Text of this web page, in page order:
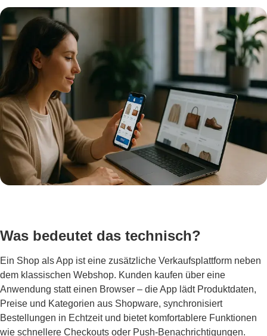
Was bedeutet das technisch?
Ein Shop als App ist eine zusätzliche Verkaufsplattform neben
dem klassischen Webshop. Kunden kaufen über eine
Anwendung statt einen Browser – die App lädt Produktdaten,
Preise und Kategorien aus Shopware, synchronisiert
Bestellungen in Echtzeit und bietet komfortablere Funktionen
wie schnellere Checkouts oder Push-Benachrichtigungen.